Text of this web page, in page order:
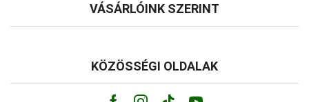
VÁSÁRLÓINK SZERINT
KÖZÖSSÉGI OLDALAK